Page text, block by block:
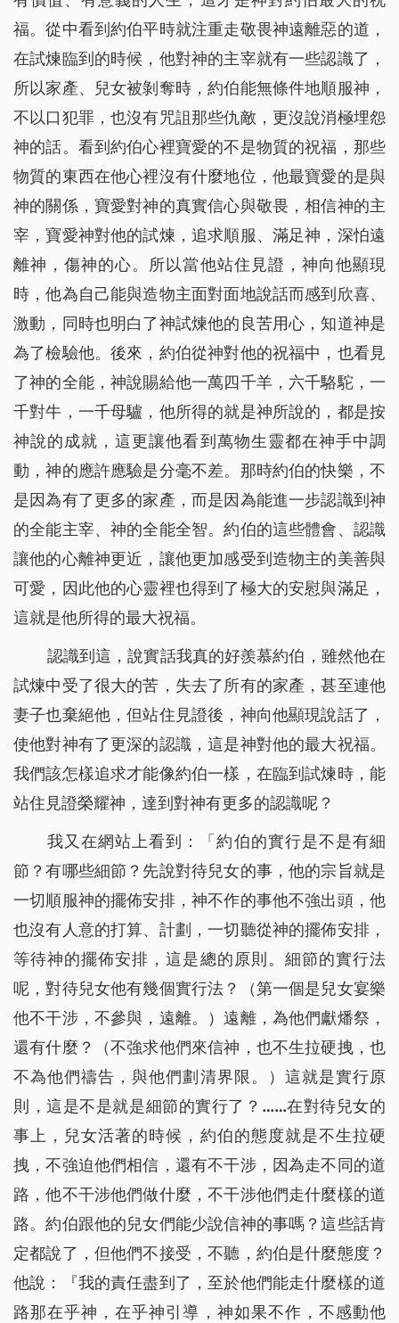
福。從中看到約伯平時就注重走敬畏神遠離惡的道，
在試煉臨到的時候，他對神的主宰就有一些認識了，
所以家產、兒女被剝奪時，約伯能無條件地順服神，
不以口犯罪，也沒有咒詛那些仇敵，更沒說消極埋怨
神的話。看到約伯心裡寶愛的不是物質的祝福，那些
物質的東西在他心裡沒有什麼地位，他最寶愛的是與
神的關係，寶愛對神的真實信心與敬畏，相信神的主
宰，寶愛神對他的試煉，追求順服、滿足神，深怕遠
離神，傷神的心。所以當他站住見證，神向他顯現
時，他為自己能與造物主面對面地說話而感到欣喜、
激動，同時也明白了神試煉他的良苦用心，知道神是
為了檢驗他。後來，約伯從神對他的祝福中，也看見
了神的全能，神說賜給他一萬四千羊，六千駱駝，一
千對牛，一千母驢，他所得的就是神所說的，都是按
神說的成就，這更讓他看到萬物生靈都在神手中調
動，神的應許應驗是分毫不差。那時約伯的快樂，不
是因為有了更多的家產，而是因為能進一步認識到神
的全能主宰、神的全能全智。約伯的這些體會、認識
讓他的心離神更近，讓他更加感受到造物主的美善與
可愛，因此他的心靈裡也得到了極大的安慰與滿足，
這就是他所得的最大祝福。
認識到這，說實話我真的好羨慕約伯，雖然他在
試煉中受了很大的苦，失去了所有的家產，甚至連他
妻子也棄絕他，但站住見證後，神向他顯現說話了，
使他對神有了更深的認識，這是神對他的最大祝福。
我們該怎樣追求才能像約伯一樣，在臨到試煉時，能
站住見證榮耀神，達到對神有更多的認識呢？
我又在網站上看到：
「約伯的實行是不是有細
節？有哪些細節？先說對待兒女的事，他的宗旨就是
一切順服神的擺佈安排，神不作的事他不強出頭，他
也沒有人意的打算、計劃，一切聽從神的擺佈安排，
等待神的擺佈安排，這是總的原則。細節的實行法
呢，對待兒女他有幾個實行法？（第一個是兒女宴樂
他不干涉，不參與，遠離。）遠離，為他們獻燔祭，
還有什麼？（不強求他們來信神，也不生拉硬拽，也
不為他們禱告，與他們劃清界限。）這就是實行原
則，這是不是就是細節的實行了？……在對待兒女的
事上，兒女活著的時候，約伯的態度就是不生拉硬
拽，不強迫他們相信，還有不干涉，因為走不同的道
路，他不干涉他們做什麼，不干涉他們走什麼樣的道
路。約伯跟他的兒女們能少說信神的事嗎？這些話肯
定都說了，但他們不接受，不聽，約伯是什麼態度？
他說：『我的責任盡到了，至於他們能走什麼樣的道
路那在乎神，在乎神引導，神如果不作，不感動他